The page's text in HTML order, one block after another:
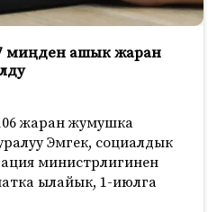
миңден ашык жаран
жаран жумушка
Эмгек, социалдык
министрлигинен
ылайык, 1-июлга